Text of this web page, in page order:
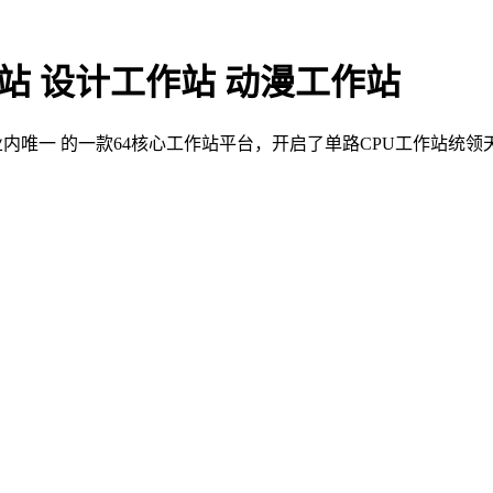
设计工作站 动漫工作站
唯一 的一款64核心工作站平台，开启了单路CPU工作站统领